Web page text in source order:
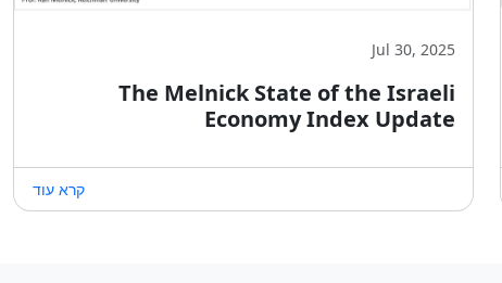
Jul 30, 2025
The Melnick State of the Israeli
Economy Index Update
קרא עוד